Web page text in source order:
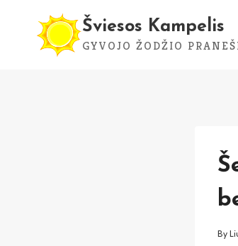
Šviesos Kampelis
GYVOJO ŽODŽIO
By